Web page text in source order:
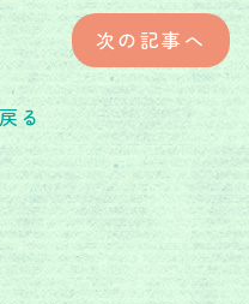
次の記事へ
る